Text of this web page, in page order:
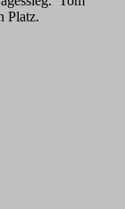
Platz.